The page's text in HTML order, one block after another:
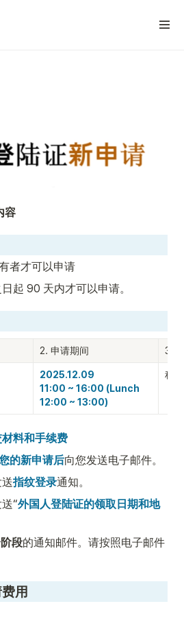
容
者才可以申请
起 90 天内才可以申请。
2. 申请期间 3.
2025.12.09
11:00 ~ 16:00 (Lunch
12:00 ~ 13:00)
稍
料和手续费
的新申请后向您发送电子邮件。
指纹登录通知。
“外国人登陆证的领取日期和地
段的通知邮件。请按照电子邮件
用